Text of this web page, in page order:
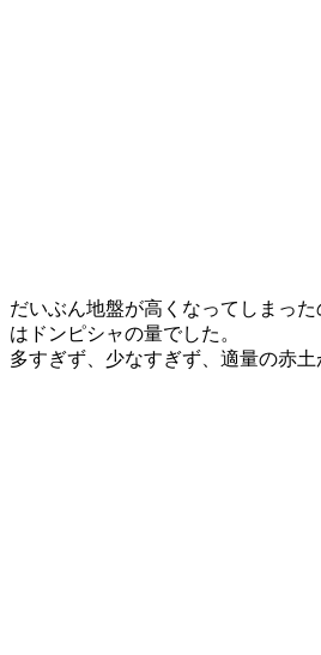
だいぶん地盤が高くなってしまっ
はドンピシャの量でした。
多すぎず、少なすぎず、適量の赤土